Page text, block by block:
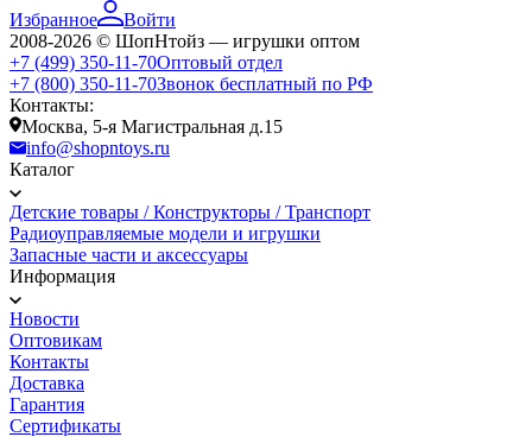
Избранное
Войти
2008-2026 © ШопНтойз — игрушки оптом
+7 (499) 350-11-70Оптовый отдел
+7 (800) 350-11-70Звонок бесплатный по РФ
Контакты:
Москва, 5-я Магистральная д.15
info@shopntoys.ru
Каталог
Детские товары / Конструкторы / Транспорт
Радиоуправляемые модели и игрушки
Запасные части и аксессуары
Информация
Новости
Оптовикам
Контакты
Доставка
Гарантия
Сертификаты